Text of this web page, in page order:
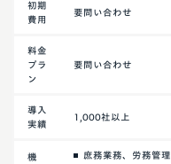
初期
費用
要問い合わせ
料金
プラ
ン
要問い合わせ
導入
実績
1,000社以上
機
庶務業務、労務管